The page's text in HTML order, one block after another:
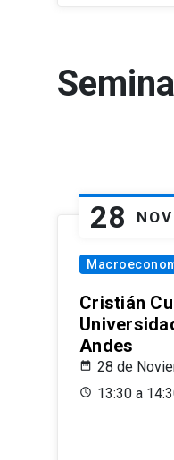
28 NOV
Cristián
Andes
28 de
13:30 a